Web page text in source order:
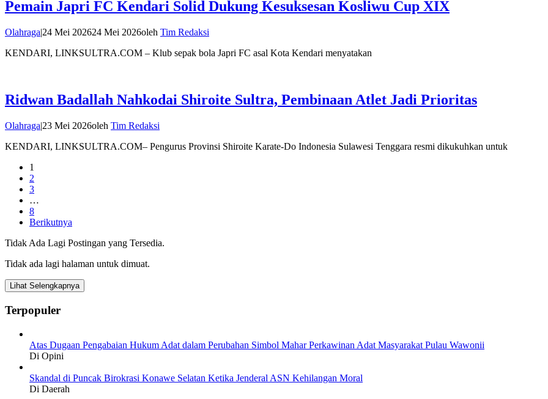
Pemain Japri FC Kendari Solid Dukung Kesuksesan Kosliwu Cup XIX
Olahraga|24 Mei 202624 Mei 2026oleh Tim Redaksi
KENDARI, LINKSULTRA.COM – Klub sepak bola Japri FC asal Kota Kendari menyatakan
Ridwan Badallah Nahkodai Shiroite Sultra, Pembinaan Atlet Jadi Prioritas
Olahraga|23 Mei 2026oleh Tim Redaksi
KENDARI, LINKSULTRA.COM– Pengurus Provinsi Shiroite Karate-Do Indonesia Sulawesi Tenggara resmi dikukuhkan untuk
1
2
3
…
8
Berikutnya
Tidak Ada Lagi Postingan yang Tersedia.
Tidak ada lagi halaman untuk dimuat.
Lihat Selengkapnya
Terpopuler
Atas Dugaan Pengabaian Hukum Adat dalam Perubahan Simbol Mahar Perkawinan Adat Masyarakat Pulau Wawonii
Di Opini
Skandal di Puncak Birokrasi Konawe Selatan Ketika Jenderal ASN Kehilangan Moral
Di Daerah